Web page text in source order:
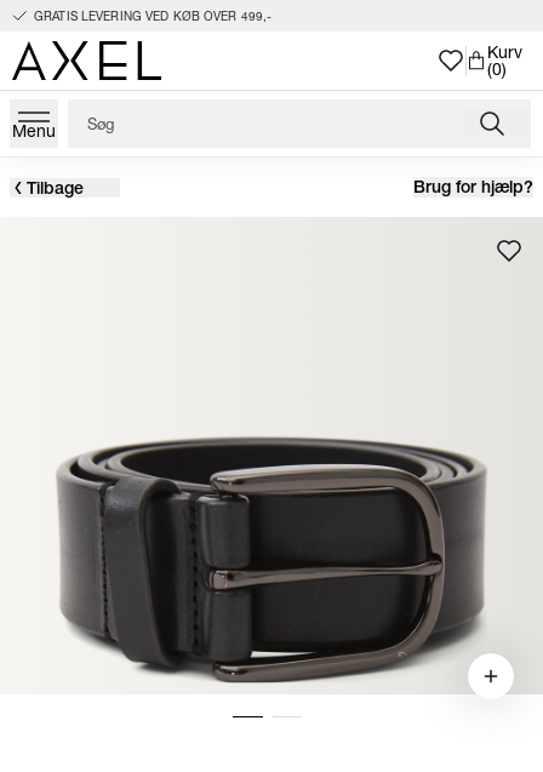
GRATIS LEVERING VED KØB OVER 499,-
Kurv
(0)
Menu
Tilbage Brug for hjælp?